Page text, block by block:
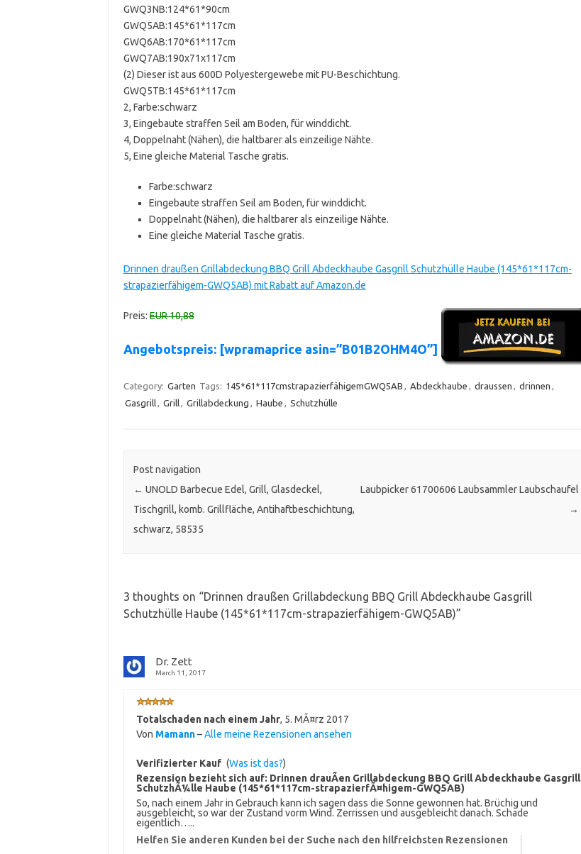
GWQ3NB:124*61*90cm
GWQ5AB:145*61*117cm
GWQ6AB:170*61*117cm
GWQ7AB:190x71x117cm
(2) Dieser ist aus 600D Polyestergewebe mit PU-Beschichtung.
GWQ5TB:145*61*117cm
2, Farbe:schwarz
3, Eingebaute straffen Seil am Boden, für winddicht.
4, Doppelnaht (Nähen), die haltbarer als einzeilige Nähte.
5, Eine gleiche Material Tasche gratis.
Farbe:schwarz
Eingebaute straffen Seil am Boden, für winddicht.
Doppelnaht (Nähen), die haltbarer als einzeilige Nähte.
Eine gleiche Material Tasche gratis.
Drinnen draußen Grillabdeckung BBQ Grill Abdeckhaube Gasgrill Schutzhülle Haube (145*61*117cm-
strapazierfähigem-GWQ5AB) mit Rabatt auf Amazon.de
Preis:EUR 10,88
Angebotspreis: [wpramaprice asin=”B01B2OHM4O”]
Category: Garten Tags: 145*61*117cmstrapazierfähigemGWQ5AB , Abdeckhaube , draussen , drinnen ,
Gasgrill, Grill, Grillabdeckung , Haube , Schutzhülle
Post navigation
← UNOLD Barbecue Edel, Grill, Glasdeckel,
Tischgrill, komb. Grillfläche, Antihaftbeschichtung,
schwarz, 58535
Laubpicker 61700606 Laubsammler Laubschaufel
→
3 thoughts on “Drinnen draußen Grillabdeckung BBQ Grill Abdeckhaube Gasgrill
Schutzhülle Haube (145*61*117cm-strapazierfähigem-GWQ5AB)”
Dr. Zett
March 11, 2017
Totalschaden nach einem Jahr, 5. MÃ¤rz 2017
Von Mamann–Alle meine Rezensionen ansehen
Verifizierter Kauf (Was ist das?)
Rezension bezieht sich auf: Drinnen drauÃen Grillabdeckung BBQ Grill Abdeckhaube Gasgrill
SchutzhÃ¼lle Haube (145*61*117cm-strapazierfÃ¤higem-GWQ5AB)
So, nach einem Jahr in Gebrauch kann ich sagen dass die Sonne gewonnen hat. Brüchig und
ausgebleicht, so war der Zustand vorm Wind. Zerrissen und ausgebleicht danach. Schade
eigentlich…..
Helfen Sie anderen Kunden bei der Suche nach den hilfreichsten Rezensionen